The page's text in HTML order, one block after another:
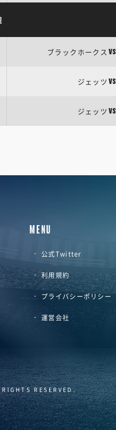
ブラックホークス VS
ジェッツ VS
ジェッツ VS
MENU
公式Twitter
利用規約
プライバシーポリシー
運営会社
RESERVED.